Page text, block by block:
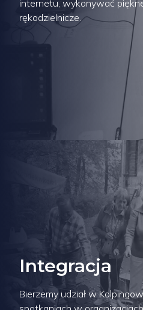
internetu, wykonywać
rękodzielnicze.
Integracja
Bierzemy udział w